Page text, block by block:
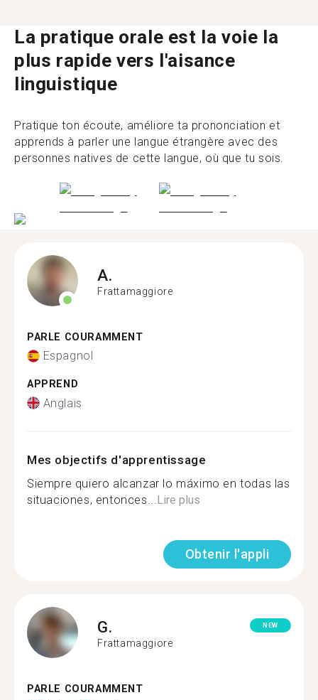
La pratique orale est la voie la
plus rapide vers l'aisance
linguistique
Pratique ton écoute, améliore ta prononciation et
apprends à parler une langue étrangère avec des
personnes natives de cette langue, où que tu sois.
A.
Frattamaggiore
PARLE COURAMMENT
Espagnol
APPREND
Anglais
Mes objectifs d'apprentissage
Siempre quiero alcanzar lo máximo en todas las
situaciones, entonces... Lire plus
Obtenir l'appli
G.
Frattamaggiore
NEW
PARLE COURAMMENT